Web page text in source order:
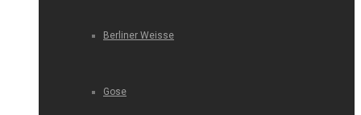
Berliner Weisse
Gose